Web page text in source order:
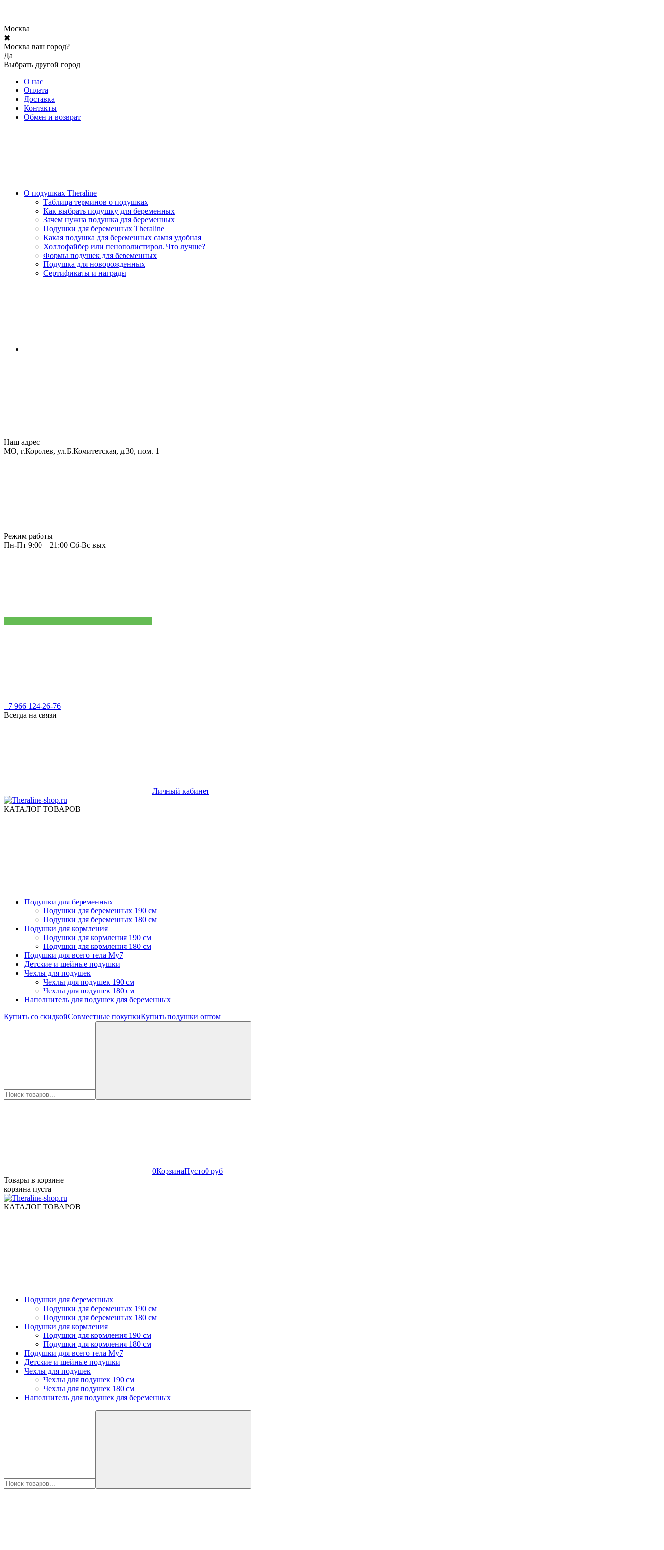
Москва
✖
Москва ваш город?
Да
Выбрать другой город
О нас
Оплата
Доставка
Контакты
Обмен и возврат
О подушках Theraline
Таблица терминов о подушках
Как выбрать подушку для беременных
Зачем нужна подушка для беременных
Подушки для беременных Theraline
Какая подушка для беременных самая удобная
Холлофайбер или пенополистирол. Что лучше?
Формы подушек для беременных
Подушка для новорожденных
Сертификаты и награды
Наш адрес
МО, г.Королев, ул.Б.Комитетская, д.30, пом. 1
Режим работы
Пн-Пт 9:00—21:00 Сб-Вс вых
+7 966 124-26-76
Всегда на связи
Личный кабинет
КАТАЛОГ ТОВАРОВ
Подушки для беременных
Подушки для беременных 190 см
Подушки для беременных 180 см
Подушки для кормления
Подушки для кормления 190 см
Подушки для кормления 180 см
Подушки для всего тела My7
Детские и шейные подушки
Чехлы для подушек
Чехлы для подушек 190 см
Чехлы для подушек 180 см
Наполнитель для подушек для беременных
Купить со скидкойСовместные покупкиКупить подушки оптом
0КорзинаПусто0 руб
Товары в корзине
корзина пуста
КАТАЛОГ ТОВАРОВ
Подушки для беременных
Подушки для беременных 190 см
Подушки для беременных 180 см
Подушки для кормления
Подушки для кормления 190 см
Подушки для кормления 180 см
Подушки для всего тела My7
Детские и шейные подушки
Чехлы для подушек
Чехлы для подушек 190 см
Чехлы для подушек 180 см
Наполнитель для подушек для беременных